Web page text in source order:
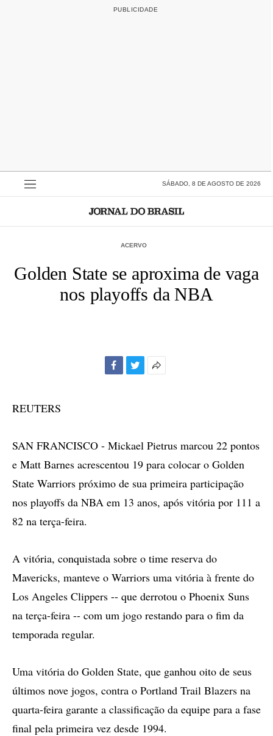
SÁBADO, 8 DE AGOSTO DE 2026
ACERVO
Golden State se aproxima de vaga
nos playoffs da NBA
REUTERS
SAN FRANCISCO - Mickael Pietrus marcou 22 pontos
e Matt Barnes acrescentou 19 para colocar o Golden
State Warriors próximo de sua primeira participação
nos playoffs da NBA em 13 anos, após vitória por 111 a
82 na terça-feira.
A vitória, conquistada sobre o time reserva do
Mavericks, manteve o Warriors uma vitória à frente do
Los Angeles Clippers -- que derrotou o Phoenix Suns
na terça-feira -- com um jogo restando para o fim da
temporada regular.
Uma vitória do Golden State, que ganhou oito de seus
últimos nove jogos, contra o Portland Trail Blazers na
quarta-feira garante a classificação da equipe para a fase
final pela primeira vez desde 1994.